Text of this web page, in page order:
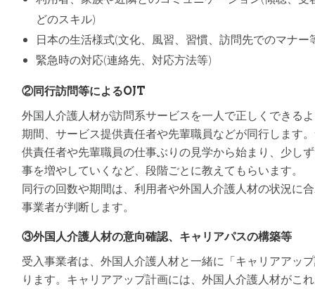
どのスキル)
日本の生活様式(文化、風習、習慣、訪問先でのマナー
緊急時の対応(連絡先、対応方法等)
②同行訪問等によるOJT
外国人介護人材が訪問系サービスを一人で正しくできる
期間、サービス提供責任者や先輩職員などが同行します
供責任者や先輩職員の仕事ぶりの見学から始まり、少し
事を増やしていくなど、段階ごとに教えてもらいます。
同行の回数や期間は、利用者や外国人介護人材の状況に
事業者が判断します。
③外国人介護人材の意向確認、キャリアパスの構築等
受入事業者は、外国人介護人材と一緒に「キャリアアッ
ります。キャリアアップ計画には、外国人介護人材がこ